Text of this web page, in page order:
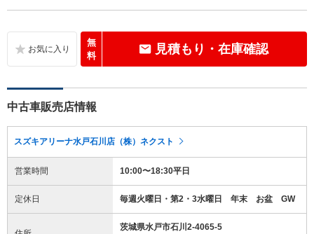
無
料
見積もり・在庫確認
中古車販売店情報
スズキアリーナ水戸石川店（株）ネクスト
営業時間 10:00〜18:30平日
定休日 毎週火曜日・第2・3水曜日 年末 お盆 GW
茨城県水戸市石川2-4065-5